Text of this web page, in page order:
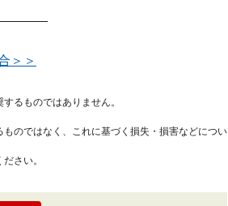
＞＞
るものではありません。
のではなく、これに基づく損失・損害などについ
さい。